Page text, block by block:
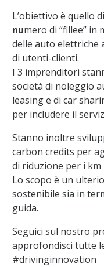
L’obiettivo è quello di
numero di “fillee”
delle auto elettriche
di utenti-clienti.
I 3 imprenditori
società di noleggio
leasing e di car
per includere il
Stanno inoltre
carbon credits per
di riduzione per i km
Lo scopo è un
sostenibile sia in
guida.
Seguici sul nostro
approfondisci tutte
#drivinginnovation